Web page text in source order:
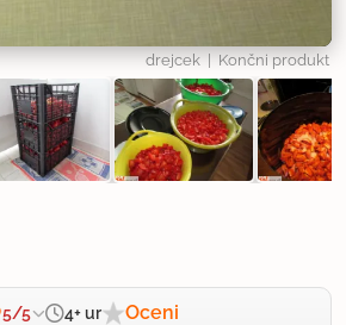
drejcek | Končni produkt
5/5 4+ ur Oceni